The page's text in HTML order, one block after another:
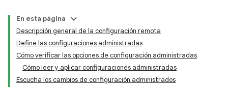
En esta página
Descripción general de la configuración remota
Define las configuraciones administradas
Cómo verificar las opciones de configuración administradas
Cómo leer y aplicar configuraciones administradas
Escucha los cambios de configuración administrados